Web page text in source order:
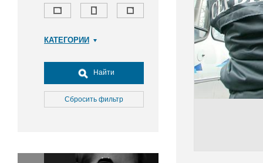
КАТЕГОРИИ
Досуг, туризм и отдых
Культура
Медицина
Окружающая среда
Найти
Сбросить фильтр